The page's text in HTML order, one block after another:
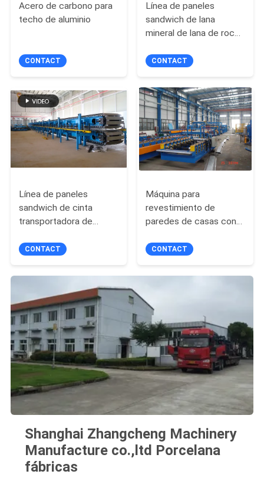
POLICY
Acero de carbono para
techo de aluminio
CONTACT
Línea de paneles
sandwich de lana
mineral de lana de roca
CONTACT
Línea de paneles
sandwich de cinta
transportadora de
CONTACT
Máquina para
revestimiento de
paredes de casas con
CONTACT
Shanghai Zhangcheng Machinery
Manufacture co.,ltd Porcelana
fábricas